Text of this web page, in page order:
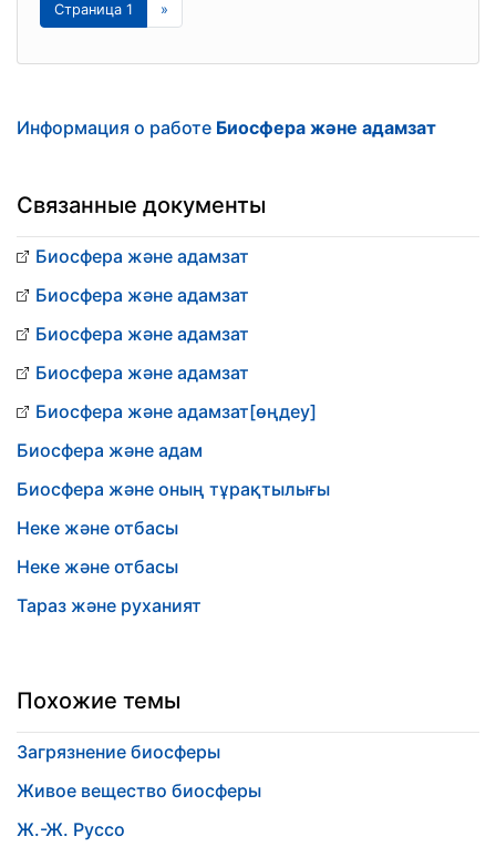
Страница 1 »
Информация о работе Биосфера және адамзат
Связанные документы
Биосфера және адамзат
Биосфера және адамзат
Биосфера және адамзат
Биосфера және адамзат
Биосфера және адамзат[өңдеу]
Биосфера және адам
Биосфера және оның тұрақтылығы
Неке және отбасы
Неке және отбасы
Тараз және руханият
Похожие темы
Загрязнение биосферы
Живое вещество биосферы
Ж.-Ж. Руссо